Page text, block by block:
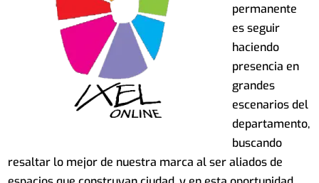
permanente
es seguir
haciendo
presencia en
grandes
escenarios del
departamento,
buscando
resaltar lo mejor de nuestra marca al ser aliados de